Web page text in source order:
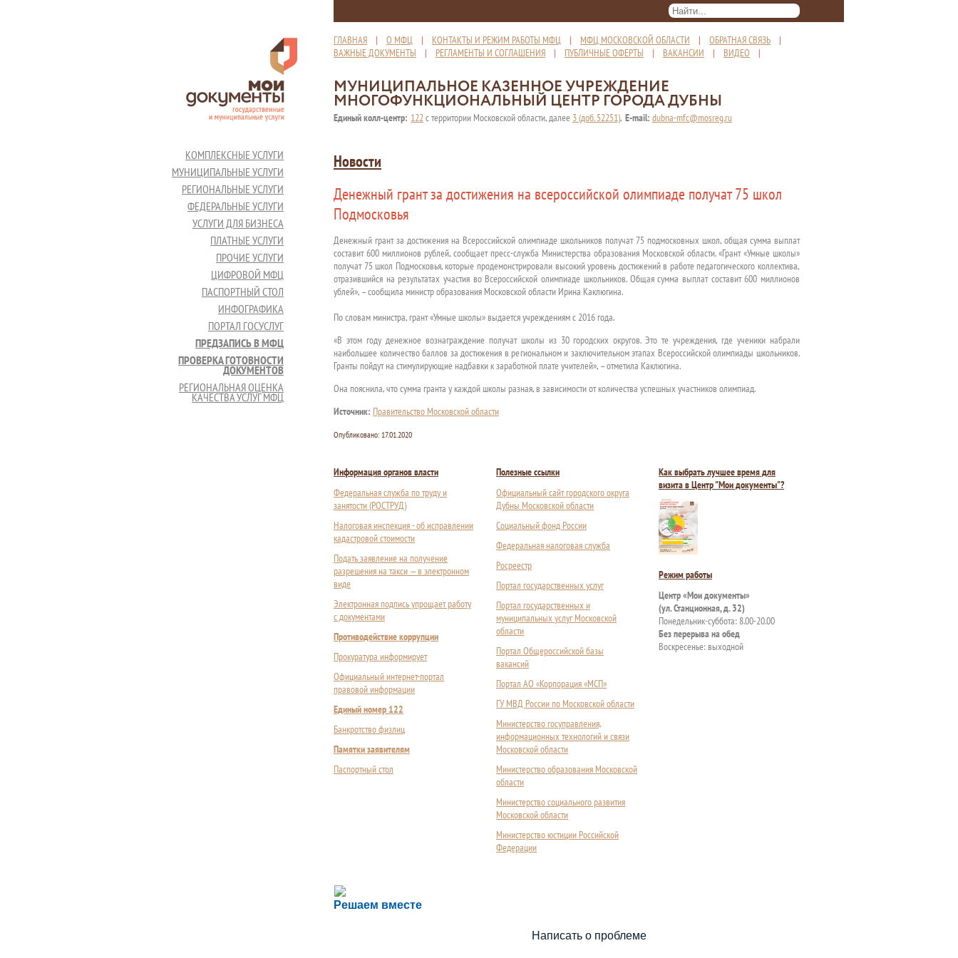
ГЛАВНАЯ | О МФЦ | КОНТАКТЫ И РЕЖИМ РАБОТЫ МФЦ | МФЦ МОСКОВСКОЙ ОБЛАСТИ | ОБРАТНАЯ СВЯЗЬ |
ВАЖНЫЕ ДОКУМЕНТЫ | РЕГЛАМЕНТЫ И СОГЛАШЕНИЯ | ПУБЛИЧНЫЕ ОФЕРТЫ | ВАКАНСИИ | ВИДЕО |
МУНИЦИПАЛЬНОЕ КАЗЕННОЕ УЧРЕЖДЕНИЕ
МНОГОФУНКЦИОНАЛЬНЫЙ ЦЕНТР ГОРОДА ДУБНЫ
Единый колл-центр: 122с территории Московской области, далее 3 (доб. 52251), E-mail: dubna-mfc@mosreg.ru
КОМПЛЕКСНЫЕ УСЛУГИ
МУНИЦИПАЛЬНЫЕ УСЛУГИ
РЕГИОНАЛЬНЫЕ УСЛУГИ
ФЕДЕРАЛЬНЫЕ УСЛУГИ
УСЛУГИ ДЛЯ БИЗНЕСА
ПЛАТНЫЕ УСЛУГИ
ПРОЧИЕ УСЛУГИ
ЦИФРОВОЙ МФЦ
ПАСПОРТНЫЙ СТОЛ
ИНФОГРАФИКА
ПОРТАЛ ГОСУСЛУГ
ПРЕДЗАПИСЬ В МФЦ
ПРОВЕРКА ГОТОВНОСТИ
ДОКУМЕНТОВ
РЕГИОНАЛЬНАЯ ОЦЕНКА
КАЧЕСТВА УСЛУГ МФЦ
Новости
Денежный грант за достижения на всероссийской олимпиаде получат 75 школ
Подмосковья
Денежный грант за достижения на Всероссийской олимпиаде школьников получат 75 подмосковных школ, общая сумма выплат
составит 600 миллионов рублей, сообщает пресс-служба Министерства образования Московской области. «Грант «Умные школы»
получат 75 школ Подмосковья, которые продемонстрировали высокий уровень достижений в работе педагогического коллектива,
отразившийся на результатах участия во Всероссийской олимпиаде школьников. Общая сумма выплат составит 600 миллионов
ублей», – сообщила министр образования Московской области Ирина Каклюгина.
По словам министра, грант «Умные школы» выдается учреждениям с 2016 года.
«В этом году денежное вознаграждение получат школы из 30 городских округов. Это те учреждения, где ученики набрали
наибольшее количество баллов за достижения в региональном и заключительном этапах Всероссийской олимпиады школьников.
Гранты пойдут на стимулирующие надбавки к заработной плате учителей», – отметила Каклюгина.
Она пояснила, что сумма гранта у каждой школы разная, в зависимости от количества успешных участников олимпиад.
Источник: Правительство Московской области
Опубликовано: 17.01.2020
Информация органов власти
Федеральная служба по труду и
занятости (РОСТРУД)
Налоговая инспекция - об исправлении
кадастровой стоимости
Подать заявление на получение
разрешения на такси — в электронном
виде
Электронная подпись упрощает работу
с документами
Противодействие коррупции
Прокуратура информирует
Официальный интернет-портал
правовой информации
Единый номер 122
Банкротство физлиц
Памятки заявителям
Паспортный стол
Полезные ссылки
Официальный сайт городского округа
Дубны Московской области
Социальный фонд России
Федеральная налоговая служба
Росреестр
Портал государственных услуг
Портал государственных и
муниципальных услуг Московской
области
Портал Общероссийской базы
вакансий
Портал АО «Корпорация «МСП»
ГУ МВД России по Московской области
Министерство госуправления,
информационных технологий и связи
Московской области
Министерство образования Московской
области
Министерство социального развития
Московской области
Министерство юстиции Российской
Федерации
Как выбрать лучшее время для
визита в Центр "Мои документы"?
Режим работы
Центр «Мои документы»
(ул. Станционная, д. 32)
Понедельник-суббота: 8.00-20.00
Без перерыва на обед
Воскресенье: выходной
Решаем вместе
Сложности с получением социальной выплаты или пособия?
Сообщите об этом
Написать о проблеме